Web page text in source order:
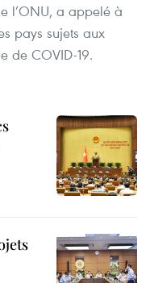
l’ONU, a appelé à
pays sujets aux
de COVID-19.